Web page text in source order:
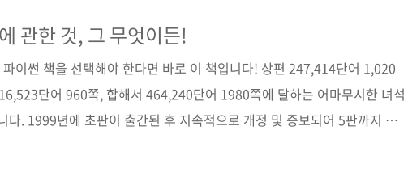
어 / 데이터 분석 / 객체 지향 / 모듈화 분야 프로그래밍 / 파이썬 관련 사이
관한 것, 그 무엇이든!
파이썬 책을 선택해야 한다면 바로 이 책입니다! 상편 247,414단어 1,020
단어 960쪽, 합해서 464,240단어 1980쪽에 달하는 어마무시한 녀석
다. 1999년에 초판이 출간된 후 지속적으로 개정 및 증보되어 5판까지 이
썬 서적! 전 세계인이 함께 보는 파이썬 입문서이자 튜토리얼입니다. 오라